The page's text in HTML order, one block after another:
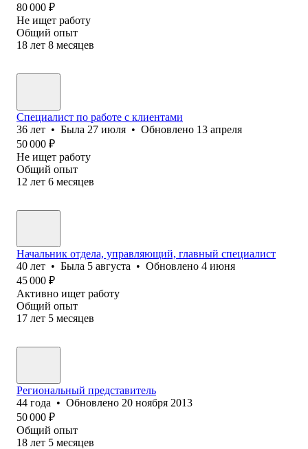
80 000 ₽
Не ищет работу
Общий опыт
18 лет 8 месяцев
Специалист по работе с клиентами
36 лет • Была 27 июля • Обновлено 13 апреля
50 000 ₽
Не ищет работу
Общий опыт
12 лет 6 месяцев
Начальник отдела, управляющий, главный специалист
40 лет • Была 5 августа • Обновлено 4 июня
45 000 ₽
Активно ищет работу
Общий опыт
17 лет 5 месяцев
Региональный представитель
44 года • Обновлено 20 ноября 2013
50 000 ₽
Общий опыт
18 лет 5 месяцев